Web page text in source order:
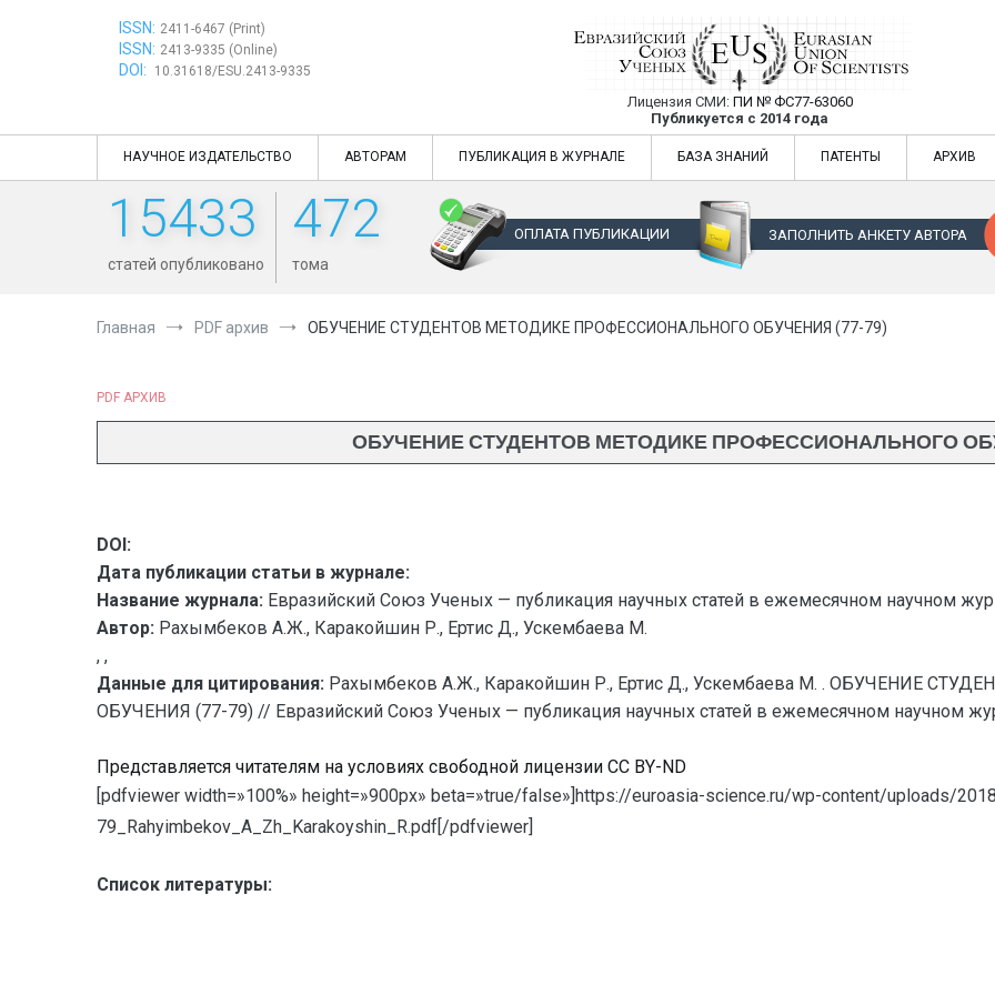
ISSN: 2411-6467 (Print)
ISSN: 2413-9335 (Online)
DOI: 10.31618/ESU.2413-9335
Евразийский Союз Ученых —
Лицензия СМИ: ПИ № ФС77-63060
Публикуется с 2014 года
Евразийский Союз Ученых — публикация научных статей в
НАУЧНОЕ ИЗДАТЕЛЬСТВО АВТОРАМ ПУБЛИКАЦИЯ В ЖУРНАЛЕ БАЗА ЗНАНИЙ ПАТЕНТЫ АРХИВ
15433
статей опубликовано
472
тома
ОПЛАТА ПУБЛИКАЦИИ ЗАПОЛНИТЬ АНКЕТУ АВТОРА
Главная PDF архив ОБУЧЕНИЕ СТУДЕНТОВ МЕТОДИКЕ ПРОФЕССИОНАЛЬНОГО ОБУЧЕНИЯ (77-79)
PDF АРХИВ
ОБУЧЕНИЕ СТУДЕНТОВ МЕТОДИКЕ ПРОФЕССИОНАЛЬНОГО
DOI:
Дата публикации статьи в журнале:
Название журнала: Евразийский Союз Ученых — публикация научных статей в ежемесячном научном
Автор: Рахымбеков А.Ж., Каракойшин Р., Ертис Д., Ускембаева М.
, ,
Данные для цитирования: Рахымбеков А.Ж., Каракойшин Р., Ертис Д., Ускембаева М. . ОБУЧЕНИЕ
ОБУЧЕНИЯ (77-79) // Евразийский Союз Ученых — публикация научных статей в ежемесячном научном
Представляется читателям на условиях свободной лицензии CC BY-ND
[pdfviewer width=»100%» height=»900px» beta=»true/false»]https://euroasia-science.ru/wp-content/uploads/
79_Rahyimbekov_A_Zh_Karakoyshin_R.pdf[/pdfviewer]
Список литературы: